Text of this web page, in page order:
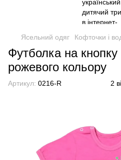
Ясельний одяг Кофточки і
Футболка на кнопку
рожевого кольору
Артикул: 0216-R 2